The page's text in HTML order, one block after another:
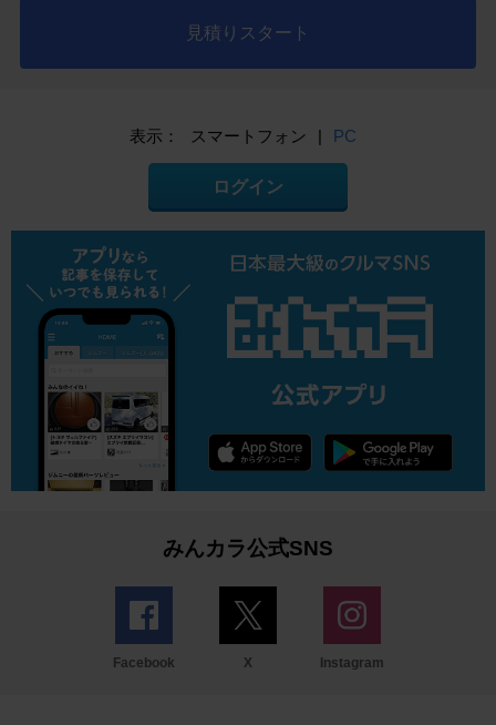
見積りスタート
表示： スマートフォン | PC
ログイン
みんカラ公式SNS
Facebook X Instagram